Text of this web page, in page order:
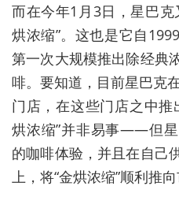
而在今年1月3日，星巴
烘浓缩”。这也是它自
第一次大规模推出除经典
啡。要知道，目前星巴克
门店，在这些门店之中推
烘浓缩”并非易事——但
的咖啡体验，并且在自己
上，将“金烘浓缩”顺利推